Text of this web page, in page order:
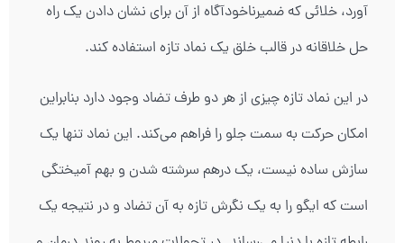
آورد، خلائی که ضمیرناخودآگاه از آن برای نشان دادن یک راه
حل خلاقانه در قالب خلق یک نماد تازه استفاده کند.
در این نماد تازه چیزی از هر دو طرف تضاد وجود دارد بنابراین
امکان حرکت به سمت جلو را فراهم می‌کند. این نماد تنها یک
سازش ساده نیست، یک درهم سرشته شدن و بهم آمیختگی
است که ایگو را به یک نگرش تازه به آن تضاد و در نتیجه یک